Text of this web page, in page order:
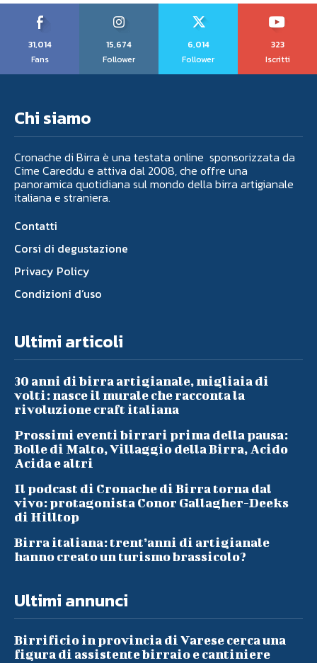
31,014
Fans
15,674
Follower
6,014
Follower
323
Iscritti
Chi siamo
Cronache di Birra è una testata online sponsorizzata da
Cime Careddu e attiva dal 2008, che offre una
panoramica quotidiana sul mondo della birra artigianale
italiana e straniera.
Contatti
Corsi di degustazione
Privacy Policy
Condizioni d’uso
Ultimi articoli
30 anni di birra artigianale, migliaia di
volti: nasce il murale che racconta la
rivoluzione craft italiana
Prossimi eventi birrari prima della pausa:
Bolle di Malto, Villaggio della Birra, Acido
Acida e altri
Il podcast di Cronache di Birra torna dal
vivo: protagonista Conor Gallagher-Deeks
di Hilltop
Birra italiana: trent’anni di artigianale
hanno creato un turismo brassicolo?
Ultimi annunci
Birrificio in provincia di Varese cerca una
figura di assistente birraio e cantiniere